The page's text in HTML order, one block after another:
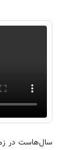
سال‌هاست در